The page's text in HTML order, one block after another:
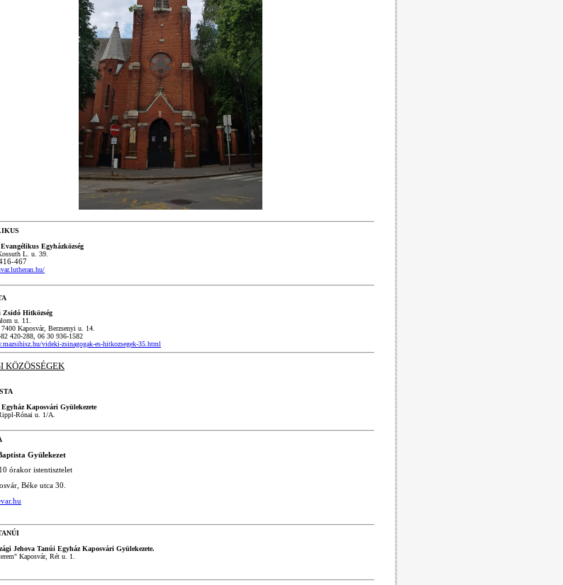
Egyházközség
L. u. 39.
467
Zsidó Hitközség
u. 11.
Kaposvár, Berzsenyi u. 14.
420-288, 06 30 936-1582
videki-zsinagogak-es-hitkozsegek-35.html
KÖZÖSSÉGEK
Kaposvári Gyülekezete
Rónai u. 1/A.
Gyülekezet
órakor istentisztelet
Béke utca 30.
Jehova Tanúi Egyház Kaposvári Gyülekezete.
Kaposvár, Rét u. 1.